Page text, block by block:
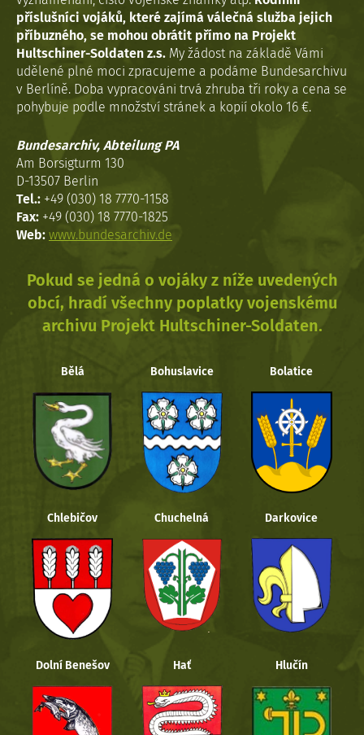
příslušníci vojáků, které zajímá válečná služba jejich
příbuzného, se mohou obrátit přímo na Projekt
Hultschiner-Soldaten z.s. My žádost na základě Vámi
udělené plné moci zpracujeme a podáme Bundesarchivu
v Berlíně. Doba vypracováni trvá zhruba tři roky a cena se
pohybuje podle množství stránek a kopií okolo 16 €.
Bundesarchiv, Abteilung PA
Am Borsigturm 130
D-13507 Berlin
Tel.: +49 (030) 18 7770-1158
Fax: +49 (030) 18 7770-1825
Web: www.bundesarchiv.de
Pokud se jedná o vojáky z níže uvedených
obcí, hradí všechny poplatky vojenskému
archivu Projekt Hultschiner-Soldaten.
Bělá Bohuslavice Bolatice
Chlebičov Chuchelná Darkovice
Dolní Benešov Hať Hlučín